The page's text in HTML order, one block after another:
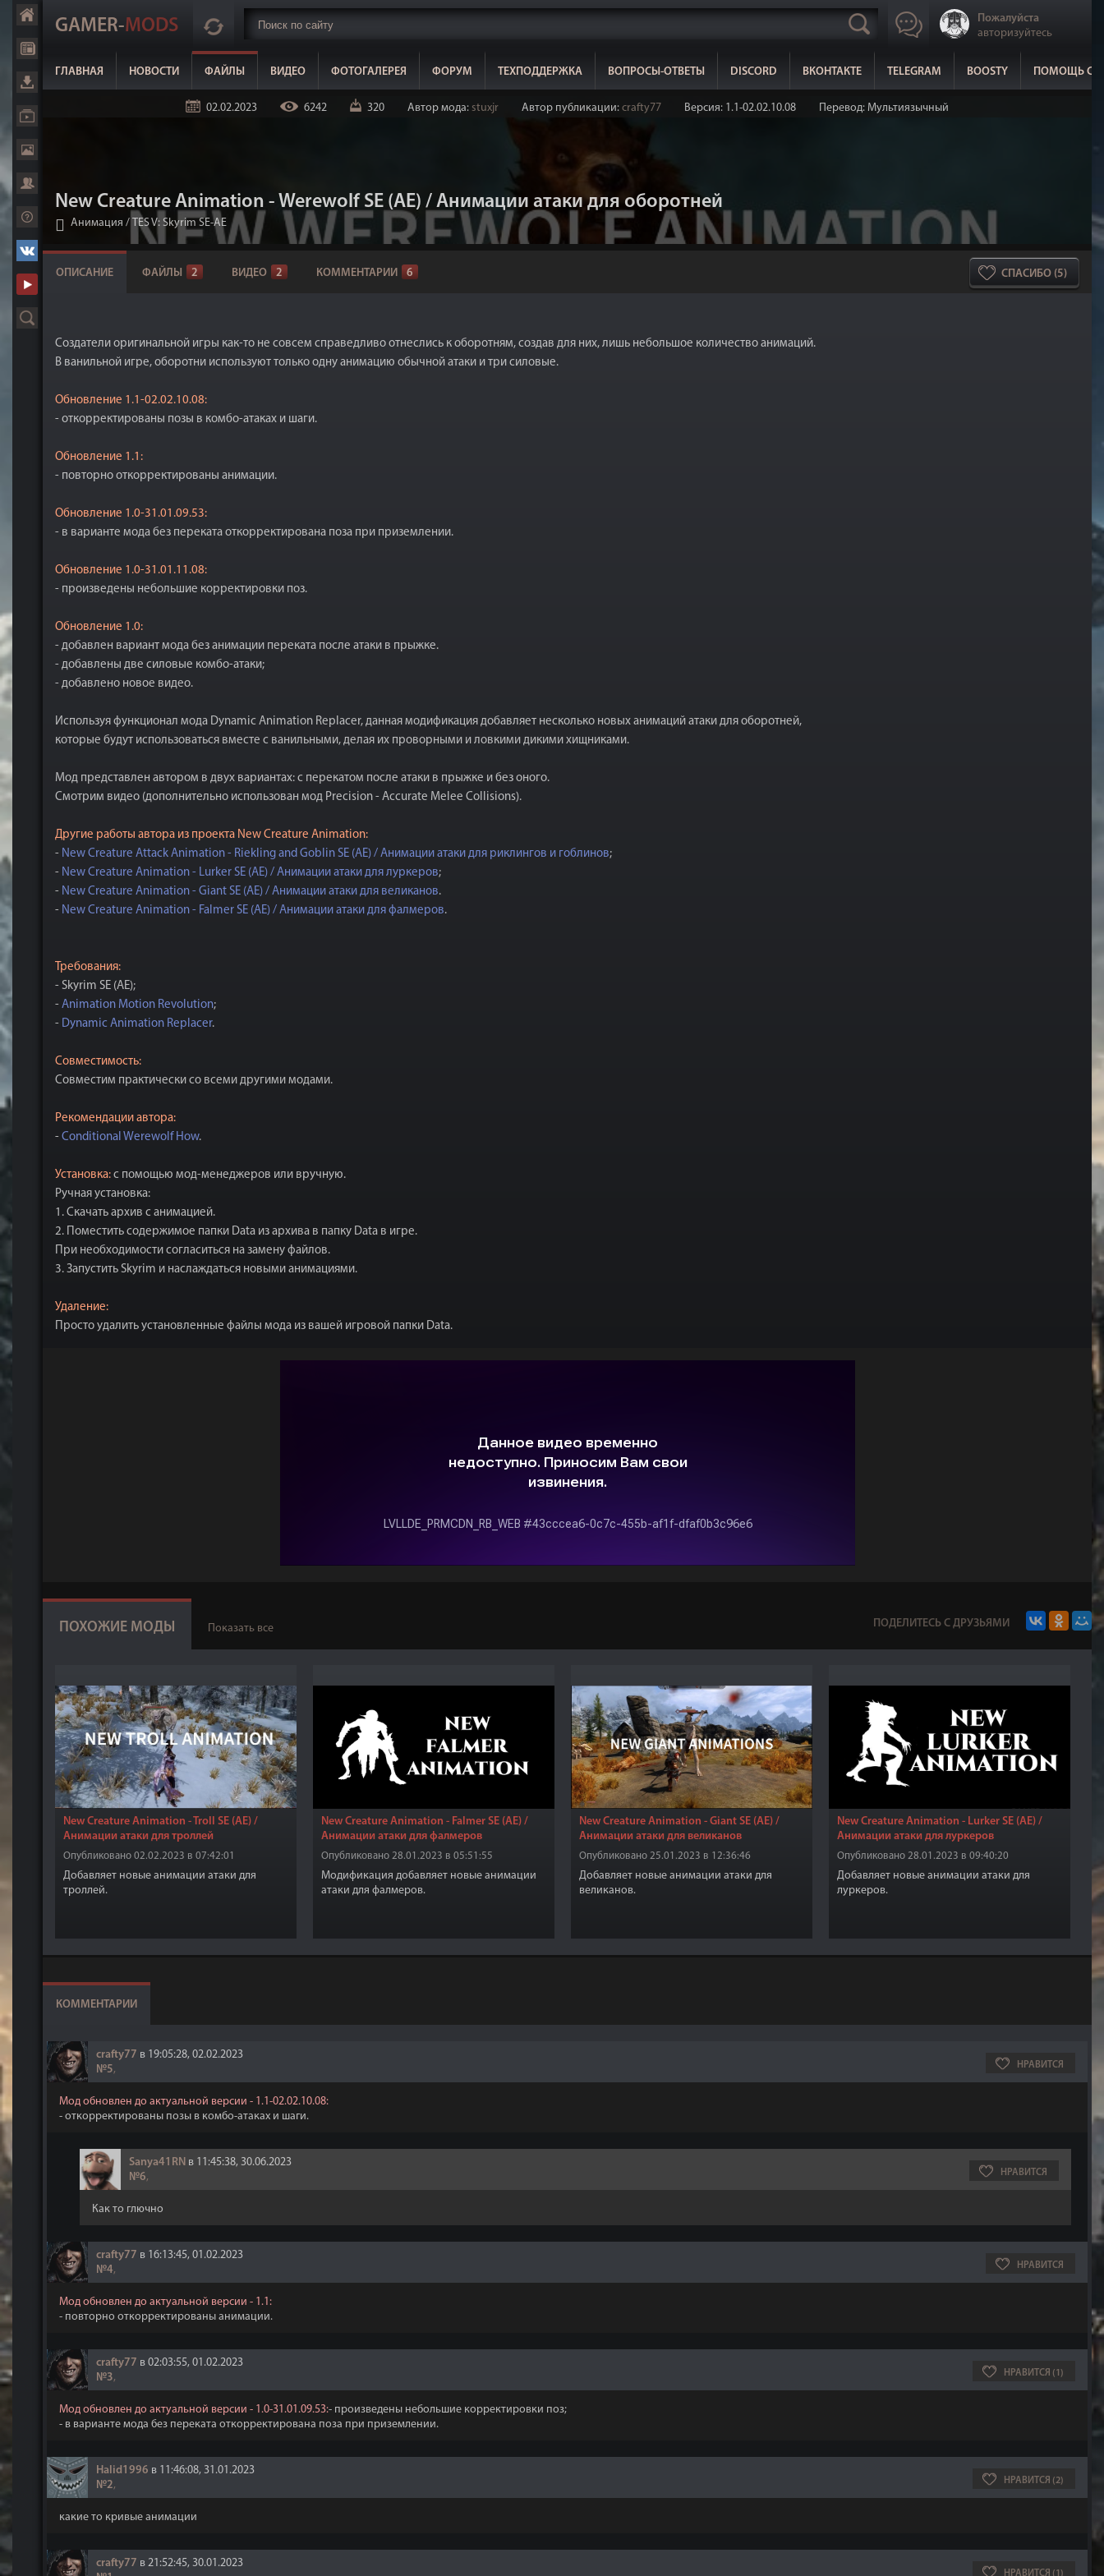
GAMER-MODS
Пожалуйста
авторизуйтесь
ГЛАВНАЯ НОВОСТИ ФАЙЛЫ ВИДЕО ФОТОГАЛЕРЕЯ ФОРУМ ТЕХПОДДЕРЖКА ВОПРОСЫ-ОТВЕТЫ DISCORD ВКОНТАКТЕ TELEGRAM BOOSTY ПОМОЩЬ
02.02.2023 6242 320 Автор мода: stuxjr Автор публикации: crafty77 Версия: 1.1-02.02.10.08 Перевод: Мультиязычный
New Creature Animation - Werewolf SE (AE) / Анимации атаки для оборотней
Анимация / TES V: Skyrim SE-AE
СПАСИБО (5)
ОПИСАНИЕ ФАЙЛЫ 2 ВИДЕО 2 КОММЕНТАРИИ 6
Создатели оригинальной игры как-то не совсем справедливо отнеслись к оборотням, создав для них, лишь небольшое количество анимаций.
В ванильной игре, оборотни используют только одну анимацию обычной атаки и три силовые.
Обновление 1.1-02.02.10.08:
- откорректированы позы в комбо-атаках и шаги.
Обновление 1.1:
- повторно откорректированы анимации.
Обновление 1.0-31.01.09.53:
- в варианте мода без переката откорректирована поза при приземлении.
Обновление 1.0-31.01.11.08:
- произведены небольшие корректировки поз.
Обновление 1.0:
- добавлен вариант мода без анимации переката после атаки в прыжке.
- добавлены две силовые комбо-атаки;
- добавлено новое видео.
Используя функционал мода Dynamic Animation Replacer, данная модификация добавляет несколько новых анимаций атаки для оборотней,
которые будут использоваться вместе с ванильными, делая их проворными и ловкими дикими хищниками.
Мод представлен автором в двух вариантах: с перекатом после атаки в прыжке и без оного.
Смотрим видео (дополнительно использован мод Precision - Accurate Melee Collisions).
Другие работы автора из проекта New Creature Animation:
- New Creature Attack Animation - Riekling and Goblin SE (AE) / Анимации атаки для риклингов и гоблинов;
- New Creature Animation - Lurker SE (AE) / Анимации атаки для луркеров;
- New Creature Animation - Giant SE (AE) / Анимации атаки для великанов.
- New Creature Animation - Falmer SE (AE) / Анимации атаки для фалмеров.
Требования:
- Skyrim SE (AE);
- Animation Motion Revolution;
- Dynamic Animation Replacer.
Совместимость:
Совместим практически со всеми другими модами.
Рекомендации автора:
- Conditional Werewolf How.
Установка: с помощью мод-менеджеров или вручную.
Ручная установка:
1. Скачать архив с анимацией.
2. Поместить содержимое папки Data из архива в папку Data в игре.
При необходимости согласиться на замену файлов.
3. Запустить Skyrim и наслаждаться новыми анимациями.
Удаление:
Просто удалить установленные файлы мода из вашей игровой папки Data.
ПОХОЖИЕ МОДЫ Показать все ПОДЕЛИТЕСЬ С ДРУЗЬЯМИ
New Creature Animation - Troll SE (AE) /
Анимации атаки для троллей
Опубликовано 02.02.2023 в 07:42:01
Добавляет новые анимации атаки для
троллей.
New Creature Animation - Falmer SE (AE) /
Анимации атаки для фалмеров
Опубликовано 28.01.2023 в 05:51:55
Модификация добавляет новые анимации
атаки для фалмеров.
New Creature Animation - Giant SE (AE) /
Анимации атаки для великанов
Опубликовано 25.01.2023 в 12:36:46
Добавляет новые анимации атаки для
великанов.
New Creature Animation - Lurker SE (AE) /
Анимации атаки для луркеров
Опубликовано 28.01.2023 в 09:40:20
Добавляет новые анимации атаки для
луркеров.
КОММЕНТАРИИ
crafty77 в 19:05:28, 02.02.2023
№5, НРАВИТСЯ
Мод обновлен до актуальной версии - 1.1-02.02.10.08:
- откорректированы позы в комбо-атаках и шаги.
Sanya41RN в 11:45:38, 30.06.2023
№6, НРАВИТСЯ
Как то глючно
crafty77 в 16:13:45, 01.02.2023
№4, НРАВИТСЯ
Мод обновлен до актуальной версии - 1.1:
- повторно откорректированы анимации.
crafty77 в 02:03:55, 01.02.2023
№3, НРАВИТСЯ (1)
Мод обновлен до актуальной версии - 1.0-31.01.09.53:- произведены небольшие корректировки поз;
- в варианте мода без переката откорректирована поза при приземлении.
Halid1996 в 11:46:08, 31.01.2023
№2, НРАВИТСЯ (2)
какие то кривые анимации
crafty77 в 21:52:45, 30.01.2023
НРАВИТСЯ (1)